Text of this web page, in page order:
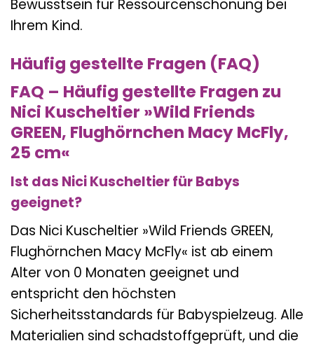
Bewusstsein für Ressourcenschonung bei
Ihrem Kind.
Häufig gestellte Fragen (FAQ)
FAQ – Häufig gestellte Fragen zu
Nici Kuscheltier »Wild Friends
GREEN, Flughörnchen Macy McFly,
25 cm«
Ist das Nici Kuscheltier für Babys
geeignet?
Das Nici Kuscheltier »Wild Friends GREEN,
Flughörnchen Macy McFly« ist ab einem
Alter von 0 Monaten geeignet und
entspricht den höchsten
Sicherheitsstandards für Babyspielzeug. Alle
Materialien sind schadstoffgeprüft, und die